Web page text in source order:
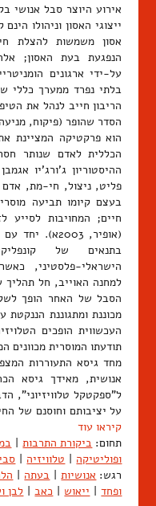
אירוע היוצר סבל אנושי
ייצוגי האסון וניהולו
אסון משמשות להצלת
הנפגעת בעת האסון;
על-ידי ארגונים
בלתי נפרד ממערך כללי
הריבון חייב לנהל את
הסדר שהופר (פיקוח,
הוא פרקטיקה המציינת
הכללית לאדם שנותר
פליט, ניצול, חי-מת, אדם
בעצם קיומו תביעה
חיים; המחויבות
(אופיר,
בתנאים של
הישראלי-פלסטיני,
למחנה האוייב, חל
הסבל של האחר הופך
מכוננת ומתגוננת
העכשווית הופכים
תודעתו המוסרית מכוונים
מחד גיסא התעוררות
אנושית, מאידך גיסא
ל"ספקטקל טלוויזיוני",
על יציבותם וחוסנם של
קיראו עוד
תחום: ביקורת התרבות |
ופוליטיקה | טלוויזיה |
רגש: אנושיות | בעתה |
ופחד | ייאוש | כאב | לבן